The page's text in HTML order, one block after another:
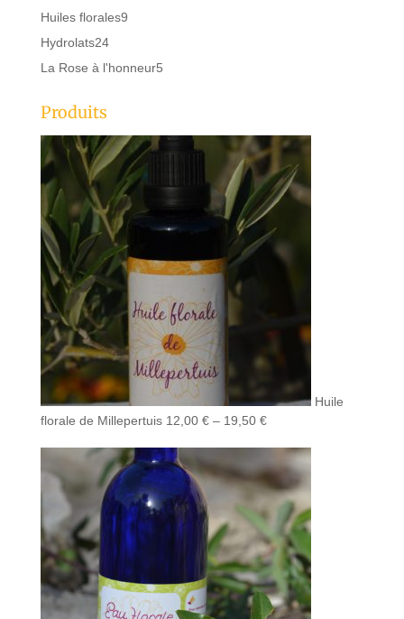
Huiles florales99
Hydrolats2424
produits
La Rose à l'honneur55
Produits
Huile
florale de Millepertuis 12,00 €– 19,50 €